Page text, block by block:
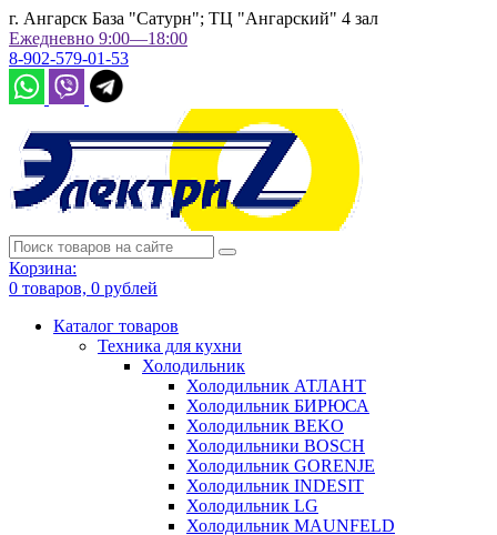
г. Ангарск База "Сатурн"; ТЦ "Ангарский" 4 зал
Ежедневно 9:00—18:00
8-902-579-01-53
Корзина:
0 товаров, 0 рублей
Каталог товаров
Техника для кухни
Холодильник
Холодильник АТЛАНТ
Холодильник БИРЮСА
Холодильник BEKO
Холодильники BOSCH
Холодильник GORENJE
Холодильник INDESIT
Холодильник LG
Холодильник MAUNFELD